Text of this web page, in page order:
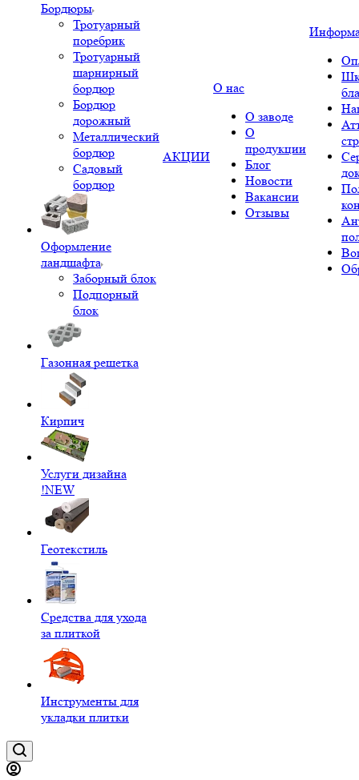
Бордюры
Тротуарный
поребрик
Тротуарный
шарнирный
бордюр
Бордюр
дорожный
Металлический
бордюр
Садовый
бордюр
Оформление
ландшафта
Заборный блок
Подпорный
блок
Газонная решетка
Кирпич
Услуги дизайна
!NEW
Геотекстиль
Средства для ухода
за плиткой
Инструменты для
укладки плитки
АКЦИИ
О нас
О заводе
О
продукции
Блог
Новости
Вакансии
Отзывы